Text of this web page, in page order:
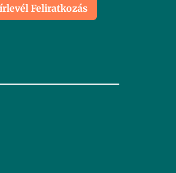
Feliratkozás